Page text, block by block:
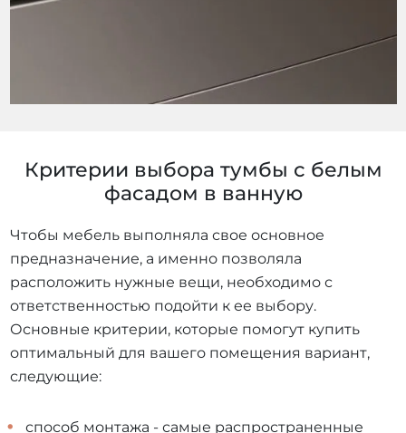
Критерии выбора тумбы с белым
фасадом в ванную
Чтобы мебель выполняла свое основное
предназначение, а именно позволяла
расположить нужные вещи, необходимо с
ответственностью подойти к ее выбору.
Основные критерии, которые помогут купить
оптимальный для вашего помещения вариант,
следующие:
способ монтажа - самые распространенные